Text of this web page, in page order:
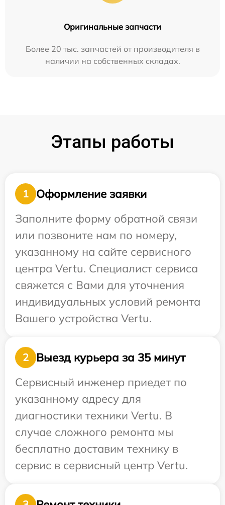
Оригинальные запчасти
Более 20 тыс. запчастей от производителя в
наличии на собственных складах.
Этапы работы
1
Оформление заявки
Заполните форму обратной связи
или позвоните нам по номеру,
указанному на сайте сервисного
центра Vertu. Специалист сервиса
свяжется с Вами для уточнения
индивидуальных условий ремонта
Вашего устройства Vertu.
2
Выезд курьера за 35 минут
Сервисный инженер приедет по
указанному адресу для
диагностики техники Vertu. В
случае сложного ремонта мы
бесплатно доставим технику в
сервис в сервисный центр Vertu.